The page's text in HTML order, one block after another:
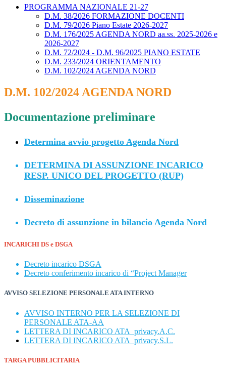
PROGRAMMA NAZIONALE 21-27
D.M. 38/2026 FORMAZIONE DOCENTI
D.M. 79/2026 Piano Estate 2026-2027
D.M. 176/2025 AGENDA NORD aa.ss. 2025-2026 e
2026-2027
D.M. 72/2024 - D.M. 96/2025 PIANO ESTATE
D.M. 233/2024 ORIENTAMENTO
D.M. 102/2024 AGENDA NORD
D.M. 102/2024 AGENDA NORD
Documentazione preliminare
Determina avvio progetto Agenda Nord
DETERMINA DI ASSUNZIONE INCARICO
RESP. UNICO DEL PROGETTO (RUP)
Disseminazione
Decreto di assunzione in bilancio Agenda Nord
INCARICHI DS e DSGA
Decreto incarico DSGA
Decreto conferimento incarico di “Project Manager
AVVISO SELEZIONE PERSONALE ATA INTERNO
AVVISO INTERNO PER LA SELEZIONE DI
PERSONALE ATA-AA
LETTERA DI INCARICO ATA_privacy.A.C.
LETTERA DI INCARICO ATA_privacy.S.L.
TARGA PUBBLICITARIA